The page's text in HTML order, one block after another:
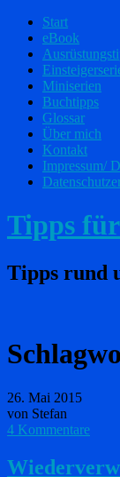
Start
eBook
Miniserien
Buchtipps
Glossar
Über mich
Kontakt
Impressum/
Tipps
Tipps rund
26. Mai 2015
von Stefan
4 Kommentare